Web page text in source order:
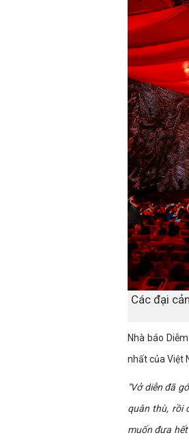
Các đại
Nhà báo
nhất của Việt
"Vở diễn đã
quân thù, rồi
muốn đưa